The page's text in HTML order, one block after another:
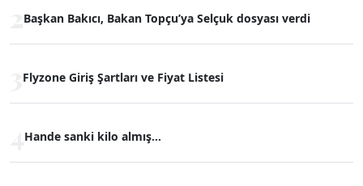
Başkan Bakıcı, Bakan Topçu’ya Selçuk dosyası verdi
Flyzone Giriş Şartları ve Fiyat Listesi
Hande sanki kilo almış...